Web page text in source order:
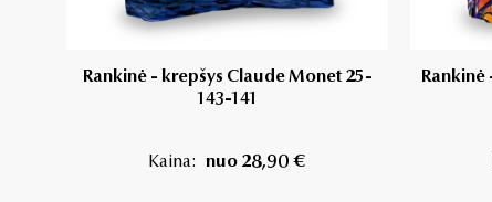
Rankinė - krepšys Claude Monet 25-
143-141
Kaina: nuo 28,90 €